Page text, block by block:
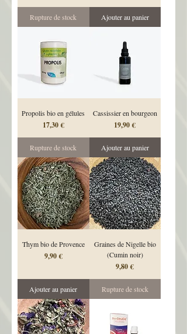
Rupture de stock Ajouter au panier
Propolis bio en gélules
Prix
17,30 €
Rupture de stock
Cassissier en bourgeon
Prix
19,90 €
Ajouter au panier
Thym bio de Provence
Prix
9,90 €
Ajouter au panier
Graines de Nigelle bio
(Cumin noir)
Prix
9,80 €
Rupture de stock